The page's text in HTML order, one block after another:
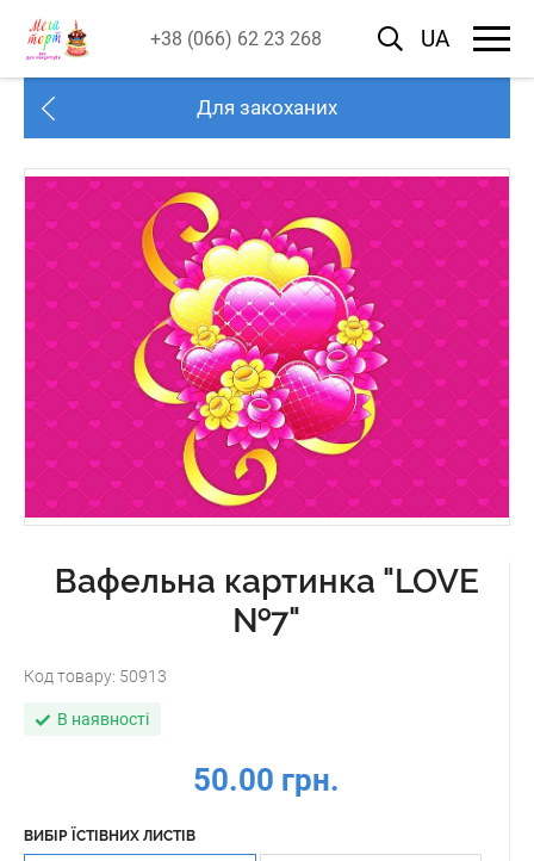
+38 (066) 62 23 268 UA
Для закоханих
Вафельна картинка "LOVE
№7"
Код товару: 50913
В наявності
50.00 грн.
ВИБІР ЇСТІВНИХ ЛИСТІВ